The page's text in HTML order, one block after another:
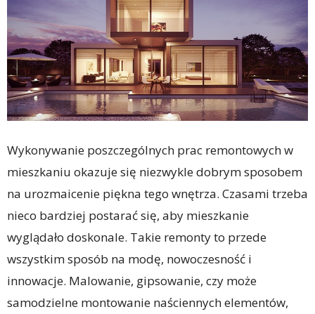
Wykonywanie poszczególnych prac remontowych w
mieszkaniu okazuje się niezwykle dobrym sposobem
na urozmaicenie piękna tego wnętrza. Czasami trzeba
nieco bardziej postarać się, aby mieszkanie
wyglądało doskonale. Takie remonty to przede
wszystkim sposób na modę, nowoczesność i
innowacje. Malowanie, gipsowanie, czy może
samodzielne montowanie naściennych elementów,